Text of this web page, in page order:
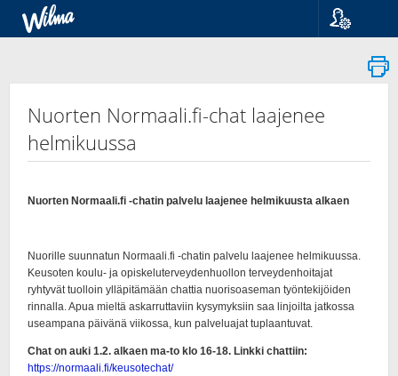
Suomi
Svenska
Nuorten Normaali.fi-chat laajenee
helmikuussa